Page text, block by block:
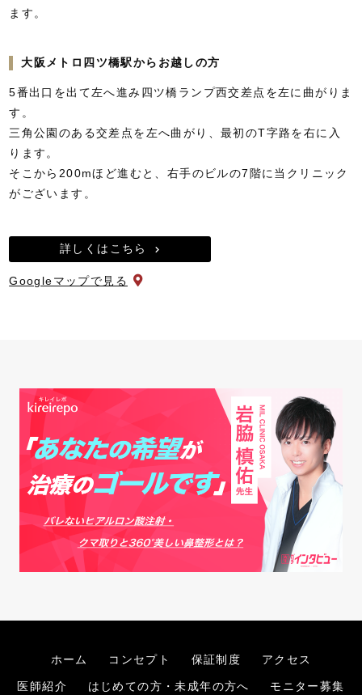
ます。
大阪メトロ四ツ橋駅からお越しの方
5番出口を出て左へ進み四ツ橋ランプ西交差点を左に曲がりま
す。
三角公園のある交差点を左へ曲がり、最初のT字路を右に入
ります。
そこから200mほど進むと、右手のビルの7階に当クリニック
がございます。
詳しくはこちら
Googleマップで見る
ホーム コンセプト 保証制度 アクセス
医師紹介 はじめての方・未成年の方へ モニター募集